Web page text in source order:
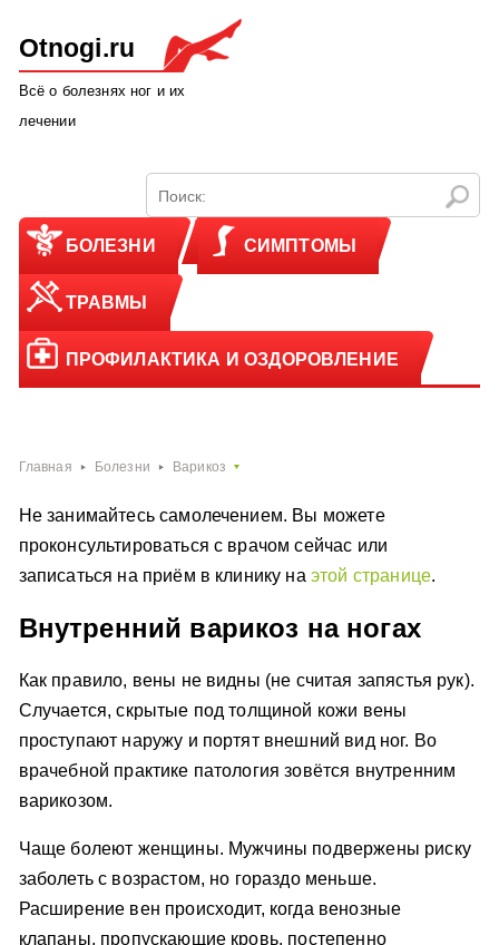
Otnogi.ru
Всё о болезнях ног и их
лечении
БОЛЕЗНИ СИМПТОМЫ
ТРАВМЫ
ПРОФИЛАКТИКА И ОЗДОРОВЛЕНИЕ
Главная Болезни Варикоз
Не занимайтесь самолечением. Вы можете
проконсультироваться с врачом сейчас или
записаться на приём в клинику на этой странице.
Внутренний варикоз на ногах
Как правило, вены не видны (не считая запястья рук).
Случается, скрытые под толщиной кожи вены
проступают наружу и портят внешний вид ног. Во
врачебной практике патология зовётся внутренним
варикозом.
Чаще болеют женщины. Мужчины подвержены риску
заболеть с возрастом, но гораздо меньше.
Расширение вен происходит, когда венозные
клапаны, пропускающие кровь, постепенно